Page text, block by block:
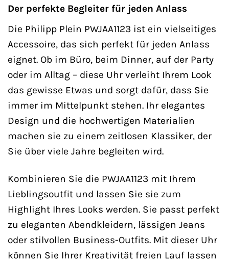
Der perfekte Begleiter für jeden Anlass
Die Philipp Plein PWJAA1123 ist ein vielseitiges
Accessoire, das sich perfekt für jeden Anlass
eignet. Ob im Büro, beim Dinner, auf der Party
oder im Alltag – diese Uhr verleiht Ihrem Look
das gewisse Etwas und sorgt dafür, dass Sie
immer im Mittelpunkt stehen. Ihr elegantes
Design und die hochwertigen Materialien
machen sie zu einem zeitlosen Klassiker, der
Sie über viele Jahre begleiten wird.
Kombinieren Sie die PWJAA1123 mit Ihrem
Lieblingsoutfit und lassen Sie sie zum
Highlight Ihres Looks werden. Sie passt perfekt
zu eleganten Abendkleidern, lässigen Jeans
oder stilvollen Business-Outfits. Mit dieser Uhr
können Sie Ihrer Kreativität freien Lauf lassen